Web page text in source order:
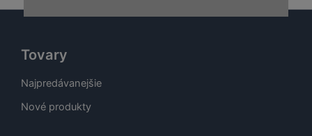
Tovary
Najpredávanejšie
Nové produkty